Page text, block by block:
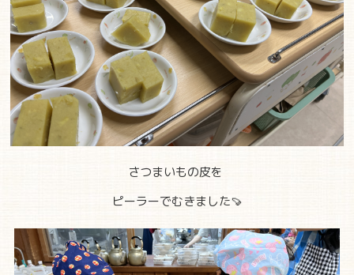
さつまいもの皮を
ピーラーでむきました🍠